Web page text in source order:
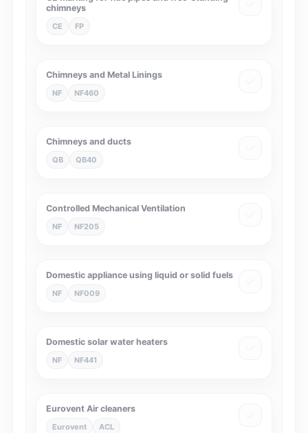
chimneys
CE FP
Chimneys and Metal Linings
NF NF460
Chimneys and ducts
QB QB40
Controlled Mechanical Ventilation
NF NF205
Domestic appliance using liquid or solid fuels
NF NF009
Domestic solar water heaters
NF NF441
Eurovent Air cleaners
Eurovent ACL